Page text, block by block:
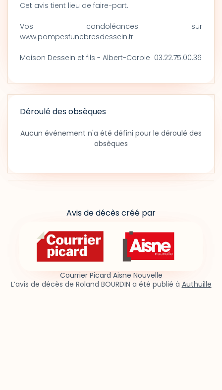
Cet avis tient lieu de faire-part.
Vos condoléances sur
www.pompesfunebresdessein.fr
Maison Dessein et fils - Albert-Corbie 03.22.75.00.36
Déroulé des obsèques
Aucun événement n'a été défini pour le déroulé des
obsèques
Avis de décès créé par
Courrier Picard Aisne Nouvelle
L’avis de décès de Roland BOURDIN a été publié à Authuille